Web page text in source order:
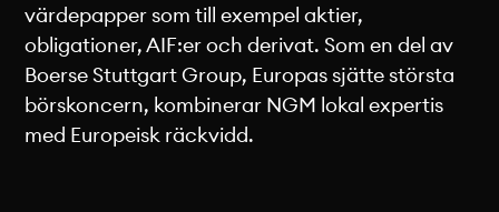
värdepapper som till exempel aktier,
obligationer, AIF:er och derivat. Som en del av
Boerse Stuttgart Group, Europas sjätte största
börskoncern, kombinerar NGM lokal expertis
med Europeisk räckvidd.